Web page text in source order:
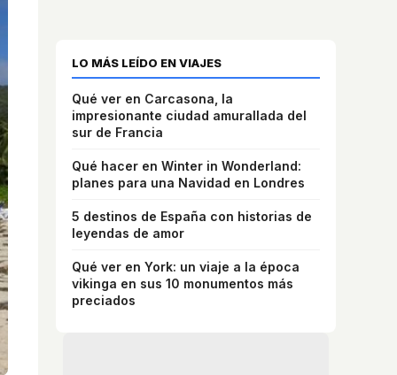
LO MÁS LEÍDO EN VIAJES
Qué ver en Carcasona, la
impresionante ciudad amurallada del
sur de Francia
Qué hacer en Winter in Wonderland:
planes para una Navidad en Londres
5 destinos de España con historias de
leyendas de amor
Qué ver en York: un viaje a la época
vikinga en sus 10 monumentos más
preciados